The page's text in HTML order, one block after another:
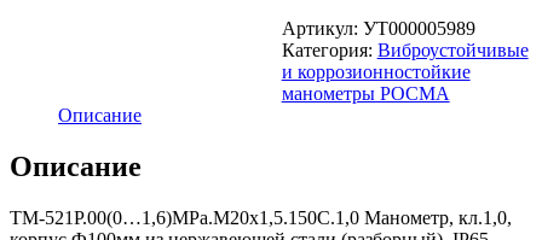
Артикул: УТ000005989
Категория: Виброустойчивые
и коррозионностойкие
манометры РОСМА
Описание
Описание
ТМ-521Р.00(0…1,6)MPa.М20х1,5.150С.1,0 Манометр, кл.1,0,